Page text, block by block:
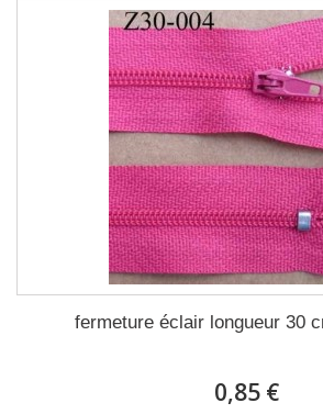
fermeture éclair longueur 30
0,85 €